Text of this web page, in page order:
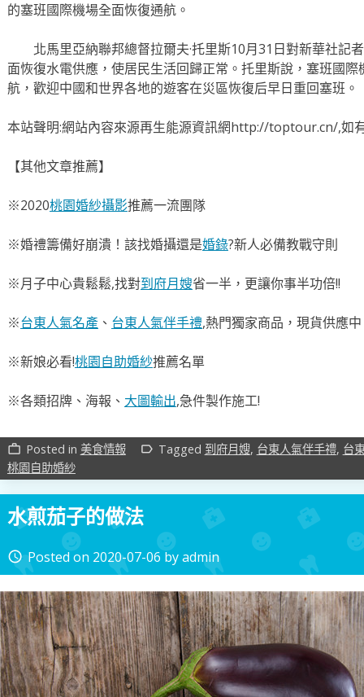
的塞班國際機場全面恢復通航。
北馬里亞納聯邦總督拉爾夫·托里斯10月31日對新華社記
面恢復水電供應，使居民生活回歸正常。托里斯說，塞班國
航，歡迎中國和世界各地的遊客在災區恢復后早日重回塞班。
本站聲明:網站內容來源再生能源資訊網http://toptour.cn/,如
【其他文章推薦】
※2020桃園婚紗攝影推薦一流團隊
※婚禮籌備好崩潰！該找婚攝還是婚錄?新人必備教戰守則
※月子中心貴鬆鬆,找對到府月嫂省一半，更讓你事半功倍!!
※台東人氣名產、 台東人氣伴手禮,熱門獨家商品，現貨供應中
※新娘必看!桃園自助婚紗推薦名單
※各類招牌、海報、 大圖輸出,急件製作施工!
work_outline Posted in 美食情報 label_outline Tagged 到府月嫂, 台東人氣伴手禮, 台
桃園自助婚紗
水煎茄子的做法
access_time Posted on 2020-07-06 byadmin